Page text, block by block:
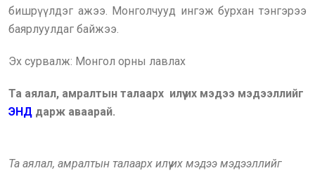
бишрүүлдэг ажээ. Монголчууд ингэж бурхан тэнгэрээ
баярлуулдаг байжээ.
Эх сурвалж: Монгол орны лавлах
Та аялал, амралтын талаарх илүү их мэдээ мэдээллийг
ЭНД дарж аваарай.
Та аялал, амралтын талаарх илүү их мэдээ мэдээллийг